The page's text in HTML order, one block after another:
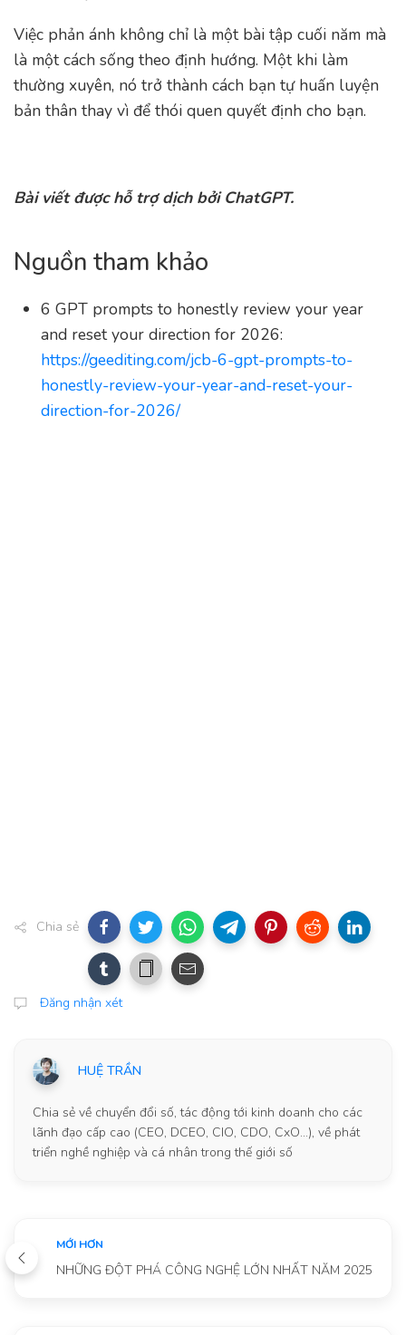
Việc phản ánh không chỉ là một bài tập cuối năm mà
là một cách sống theo định hướng. Một khi làm
thường xuyên, nó trở thành cách bạn tự huấn luyện
bản thân thay vì để thói quen quyết định cho bạn.
Bài viết được hỗ trợ dịch bởi ChatGPT.
Nguồn tham khảo
6 GPT prompts to honestly review your year
and reset your direction for 2026:
https://geediting.com/jcb-6-gpt-prompts-to-
honestly-review-your-year-and-reset-your-
direction-for-2026/
Chia sẻ
Đăng nhận xét
HUỆ TRẦN
Chia sẻ về chuyển đổi số, tác động tới kinh doanh cho các
lãnh đạo cấp cao (CEO, DCEO, CIO, CDO, CxO...), về phát
triển nghề nghiệp và cá nhân trong thế giới số
MỚI HƠN
NHỮNG ĐỘT PHÁ CÔNG NGHỆ LỚN NHẤT NĂM 2025